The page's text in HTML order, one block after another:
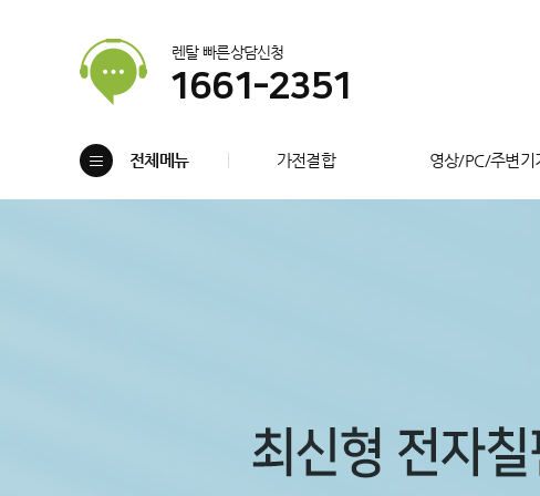
렌탈 빠른상담신청
1661-2351
전체메뉴 가전결합 영상/PC/주변기